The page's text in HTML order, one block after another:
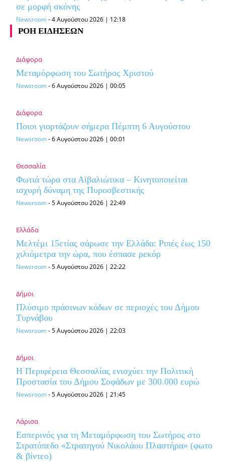
σε μορφή σκόνης
Newsroom-4 Αυγούστου 2026 | 12:18
ΡΟΗ ΕΙΔΗΣΕΩΝ
Διάφορα
Μεταμόρφωση του Σωτήρος Χριστού
Newsroom-6 Αυγούστου 2026 | 00:05
Διάφορα
Ποιοι γιορτάζουν σήμερα Πέμπτη 6 Αυγούστου
Newsroom-6 Αυγούστου 2026 | 00:01
Θεσσαλία
Φωτιά τώρα στα Αϊβαλιώτικα – Κινητοποιείται
ισχυρή δύναμη της Πυροσβεστικής
Newsroom-5 Αυγούστου 2026 | 22:49
Ελλάδα
Μελτέμι 15ετίας σάρωσε την Ελλάδα: Ριπές έως 150
χιλιόμετρα την ώρα, που έσπασε ρεκόρ
Newsroom-5 Αυγούστου 2026 | 22:22
Δήμοι
Πλύσιμο πράσινων κάδων σε περιοχές του Δήμου
Τυρνάβου
Newsroom-5 Αυγούστου 2026 | 22:03
Δήμοι
Η Περιφέρεια Θεσσαλίας ενισχύει την Πολιτική
Προστασία του Δήμου Σοφάδων με 300.000 ευρώ
Newsroom-5 Αυγούστου 2026 | 21:45
Λάρισα
Εσπερινός για τη Μεταμόρφωση του Σωτήρος στο
Στρατόπεδο «Στρατηγού Νικολάου Πλαστήρα» (φωτο
& βίντεο)